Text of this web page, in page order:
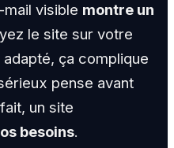
visible montre un
le site sur votre
adapté, ça complique
pense avant
un site
besoins.